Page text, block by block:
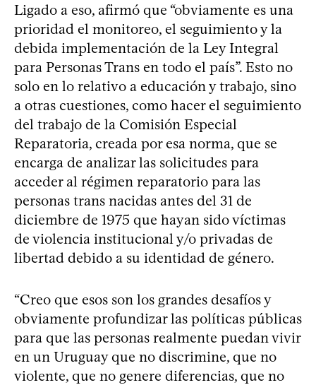
Ligado a eso, afirmó que “obviamente es una
prioridad el monitoreo, el seguimiento y la
debida implementación de la Ley Integral
para Personas Trans en todo el país”. Esto no
solo en lo relativo a educación y trabajo, sino
a otras cuestiones, como hacer el seguimiento
del trabajo de la Comisión Especial
Reparatoria, creada por esa norma, que se
encarga de analizar las solicitudes para
acceder al régimen reparatorio para las
personas trans nacidas antes del 31 de
diciembre de 1975 que hayan sido víctimas
de violencia institucional y/o privadas de
libertad debido a su identidad de género.
“Creo que esos son los grandes desafíos y
obviamente profundizar las políticas públicas
para que las personas realmente puedan vivir
en un Uruguay que no discrimine, que no
violente, que no genere diferencias, que no